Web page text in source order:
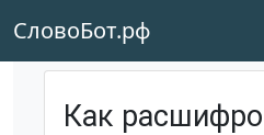
СловоБот.рф
Как